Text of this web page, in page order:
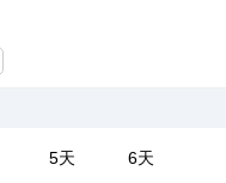
5天
6天